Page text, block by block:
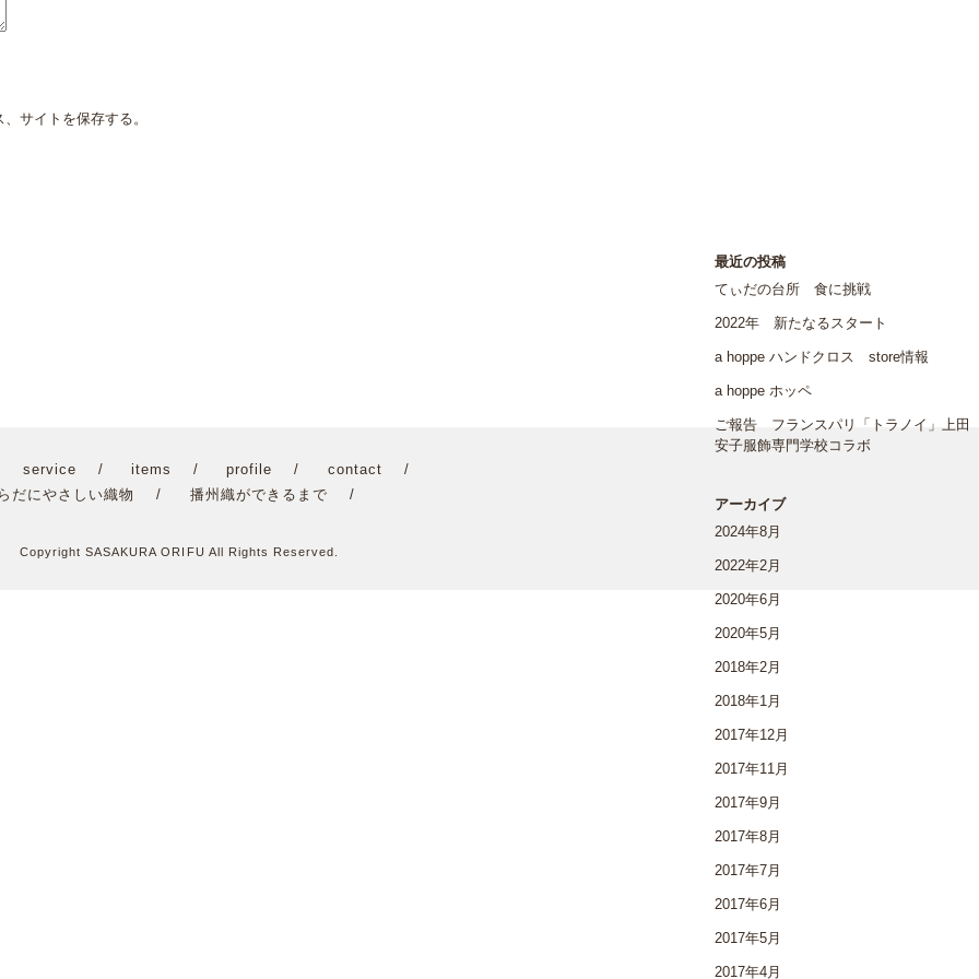
サイトを保存する。
最近の投稿
てぃだの台所 食に挑戦
2022年 新たなるスタート
a hoppe ハンドクロス store情報
a hoppe ホッペ
ご報告 フランスパリ「トラノイ」上田
安子服飾専門学校コラボ
アーカイブ
2024年8月
2022年2月
2020年6月
2020年5月
2018年2月
2018年1月
2017年12月
2017年11月
2017年9月
2017年8月
2017年7月
2017年6月
2017年5月
2017年4月
service items profile
contact
だにやさしい織物
播州織ができるまで
Copyright SASAKURA ORIFU All Rights Reserved.